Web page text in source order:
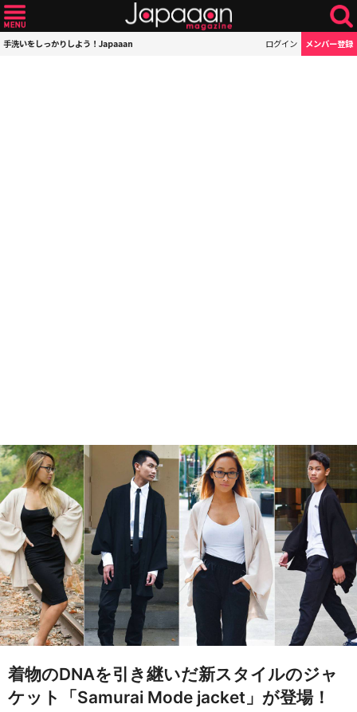
手洗いをしっかりしよう！Japaaan ログイン メンバー登録
着物のDNAを引き継いだ新スタイルのジャ
ケット「Samurai Mode jacket」が登場！